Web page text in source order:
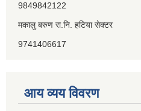
9849842122
मकालु बरुण रा.नि. हटिया सेक्टर
9741406617
आय व्यय विवरण